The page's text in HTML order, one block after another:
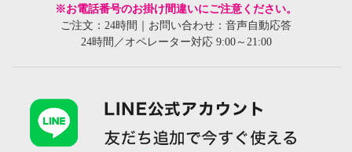
※お電話番号のお掛け間違いにご注意ください。
ご注文：24時間｜お問い合わせ：音声自動応答
24時間／オペレーター対応 9:00～21:00